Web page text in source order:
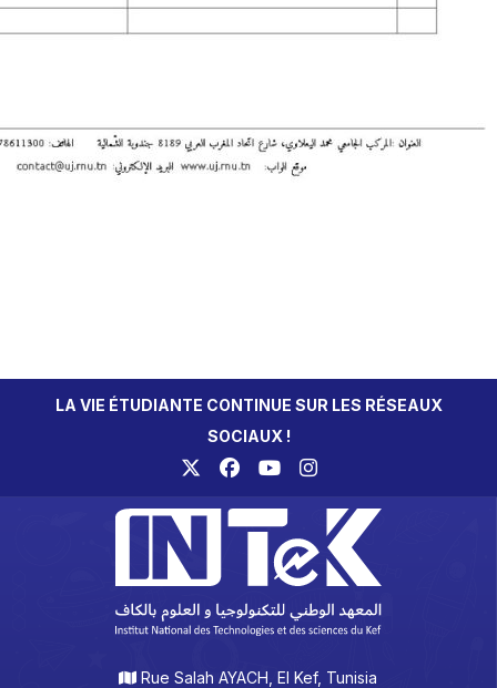
LA VIE ÉTUDIANTE CONTINUE SUR LES RÉSEAUX
SOCIAUX !
Rue Salah AYACH, El Kef, Tunisia